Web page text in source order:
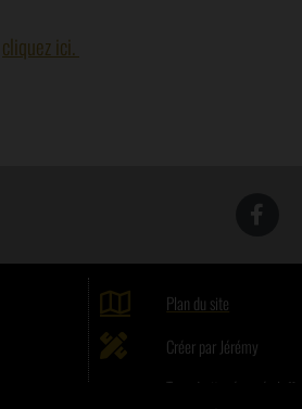
cliquez ici.
Plan du site
Créer par Jérémy
Tous droits réservés